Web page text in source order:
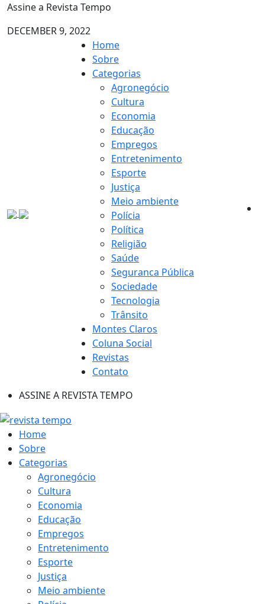
Assine a Revista Tempo
DECEMBER 9, 2022
Home
Sobre
Categorias
Agronegócio
Cultura
Economia
Educação
Empregos
Entretenimento
Esporte
Justiça
Meio ambiente
Polícia
Política
Religião
Saúde
Seguranca Pública
Sociedade
Tecnologia
Trânsito
Montes Claros
Coluna Social
Revistas
Contato
ASSINE A REVISTA TEMPO
Home
Sobre
Categorias
Agronegócio
Cultura
Economia
Educação
Empregos
Entretenimento
Esporte
Justiça
Meio ambiente